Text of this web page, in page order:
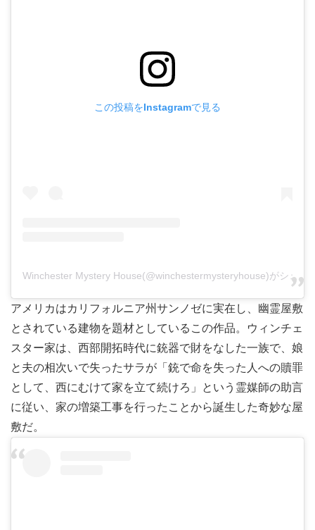
この投稿をInstagramで見る
Winchester Mystery House(@winchestermysteryhouse)がシェア
アメリカはカリフォルニア州サンノゼに実在し、幽霊屋敷
とされている建物を題材としているこの作品。ウィンチェ
スター家は、西部開拓時代に銃器で財をなした一族で、娘
と夫の相次いで失ったサラが「銃で命を失った人への贖罪
として、西にむけて家を立て続けろ」という霊媒師の助言
に従い、家の増築工事を行ったことから誕生した奇妙な屋
敷だ。